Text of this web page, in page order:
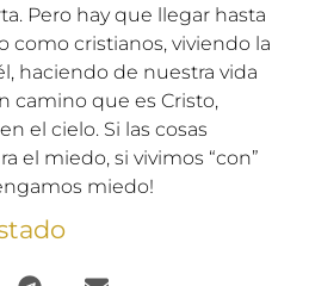
Pero hay que llegar hasta
como cristianos, viviendo la
haciendo de nuestra vida
camino que es Cristo,
el cielo. Si las cosas
el miedo, si vivimos “con”
miedo!